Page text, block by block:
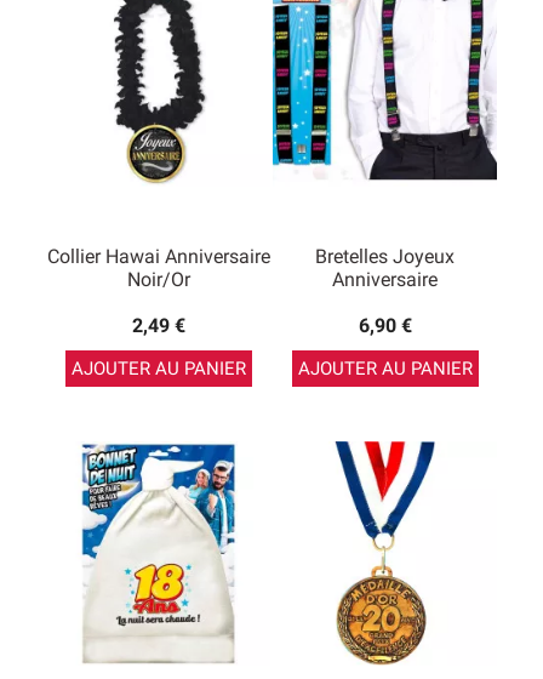
Collier Hawai Anniversaire
Noir/Or
2,49 €
AJOUTER AU PANIER
Bretelles Joyeux
Anniversaire
6,90 €
AJOUTER AU PANIER